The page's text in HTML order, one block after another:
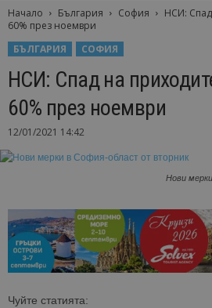
Начало България София
НСИ:
60% през ноември
БЪЛГАРИЯ
СОФИЯ
НСИ: Спад на
60% през ноември
12/01/2021 14:42
Нови
Чуйте статията: